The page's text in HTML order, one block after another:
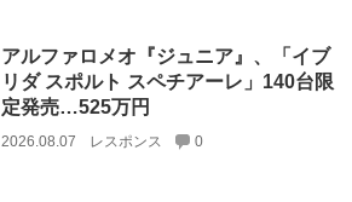
アルファロメオ『ジュニア』、「イブ
リダ スポルト スペチアーレ」140台限
定発売…525万円
2026.08.07 レスポンス 0